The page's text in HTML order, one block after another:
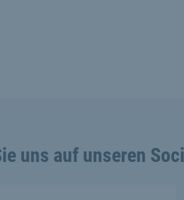
uns auf unseren